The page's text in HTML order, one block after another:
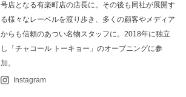
号店となる有楽町店の店長に。その後も同社が展開す
る様々なレーベルを渡り歩き、多くの顧客やメディア
からも信頼のあつい名物スタッフに。2018年に独立
し「チャコール トーキョー」のオープニングに参
加。
Instagram